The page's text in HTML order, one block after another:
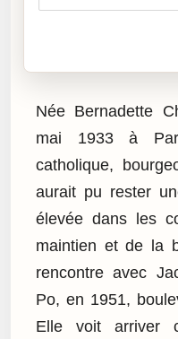
Née Bernadette
mai 1933 à
catholique,
aurait pu rester
élevée dans les
maintien et de la
rencontre avec
Po, en 1951,
Elle voit arriver